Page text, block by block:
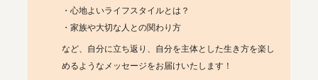
・心地よいライフスタイルとは？
・家族や大切な人との関わり方
など、自分に立ち返り、自分を主体とした生き方を楽し
めるようなメッセージをお届けいたします！